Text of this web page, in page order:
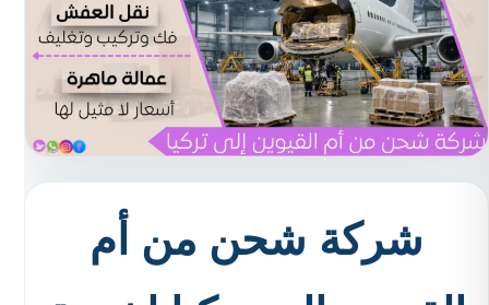
شركة شحن من أم